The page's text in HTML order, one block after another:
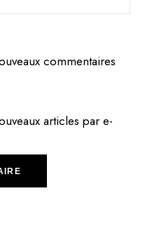
commentaires
articles par e-